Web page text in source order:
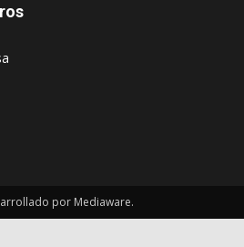
por Mediaware.